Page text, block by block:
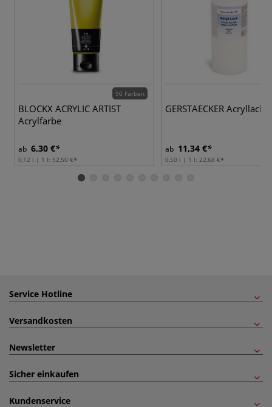
90 Farben
BLOCKX ACRYLIC ARTIST
Acrylfarbe
ab 6,30 €
0,12 l | 1 l: 52,50 €
GERSTAECKER Acryllack
ab 11,34 €
0,50 l | 1 l: 22,68 €
Service Hotline
Versandkosten
Newsletter
Sicher einkaufen
Kundenservice